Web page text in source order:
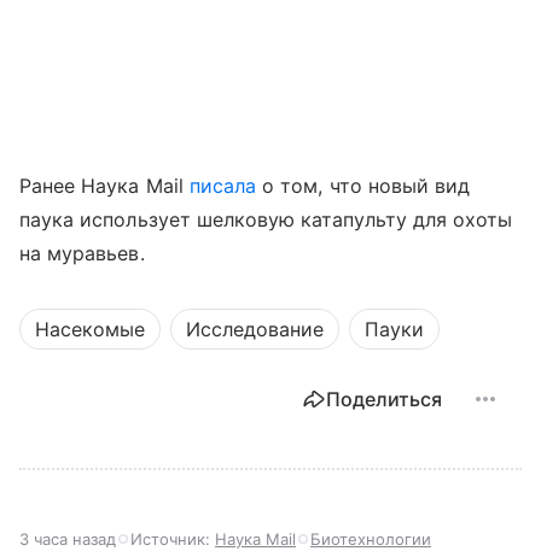
Ранее Наука Mail писала о том, что новый вид
паука использует шелковую катапульту для охоты
на муравьев.
Насекомые Исследование Пауки
Поделиться
3 часа назад Источник: Наука Mail Биотехнологии